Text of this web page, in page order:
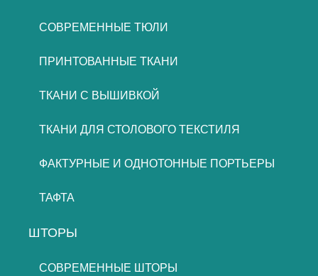
СОВРЕМЕННЫЕ ТЮЛИ
ПРИНТОВАННЫЕ ТКАНИ
ТКАНИ С ВЫШИВКОЙ
ТКАНИ ДЛЯ СТОЛОВОГО ТЕКСТИЛЯ
ФАКТУРНЫЕ И ОДНОТОННЫЕ ПОРТЬЕРЫ
ТАФТА
ШТОРЫ
СОВРЕМЕННЫЕ ШТОРЫ